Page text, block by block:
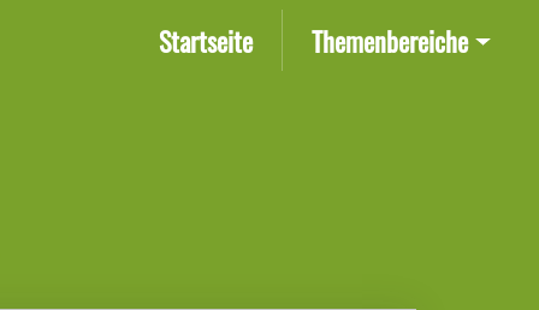
Startseite(current)Themenbereiche